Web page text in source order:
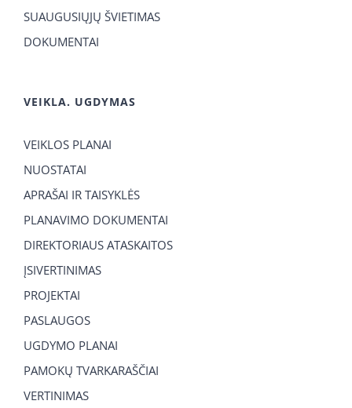
SUAUGUSIŲJŲ ŠVIETIMAS
DOKUMENTAI
VEIKLA. UGDYMAS
VEIKLOS PLANAI
NUOSTATAI
APRAŠAI IR TAISYKLĖS
PLANAVIMO DOKUMENTAI
DIREKTORIAUS ATASKAITOS
ĮSIVERTINIMAS
PROJEKTAI
PASLAUGOS
UGDYMO PLANAI
PAMOKŲ TVARKARAŠČIAI
VERTINIMAS